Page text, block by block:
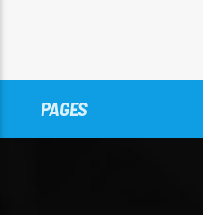
PAGES